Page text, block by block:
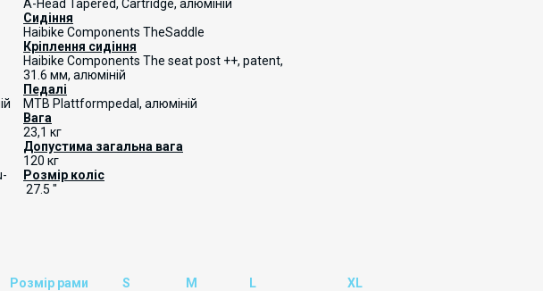
A-Head Tapered, Cartridge, алюміній
Сидіння
Haibike Components TheSaddle
Кріплення сидіння
Haibike Components The seat post ++, patent,
31.6 мм, алюміній
Педалі
MTB Plattformpedal, алюміній
Вага
23,1 кг
Допустима загальна вага
120 кг
Розмір коліс
27.5 "
Розмір рами S M L
XL